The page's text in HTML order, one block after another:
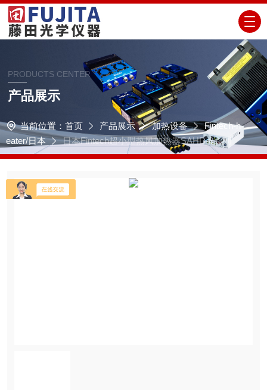
PRODUCTS CENTER
产品展示
当前位置： 首页 产品展示 加热设备
Fintech-h
eater/日本
日本Fintech超小型热风加热器SAHD-8系列